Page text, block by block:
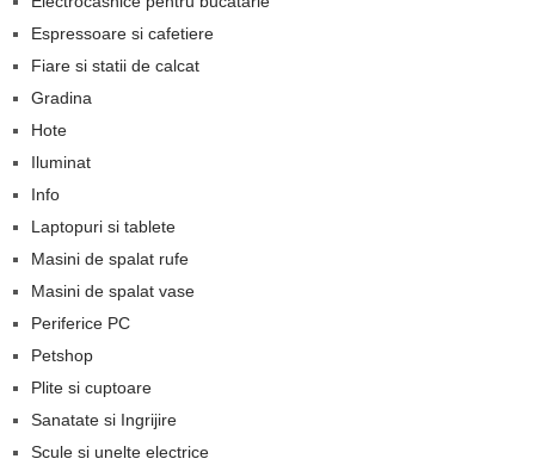
Espressoare si cafetiere
Fiare si statii de calcat
Gradina
Hote
Iluminat
Info
Laptopuri si tablete
Masini de spalat rufe
Masini de spalat vase
Periferice PC
Petshop
Plite si cuptoare
Sanatate si Ingrijire
Scule si unelte electrice